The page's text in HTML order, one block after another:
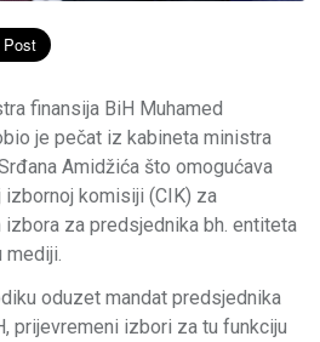
finansija BiH Muhamed
je pečat iz kabineta ministra
Amidžića što omogućava
komisiji (CIK) za
za predsjednika bh. entiteta
mediji.
oduzet mandat predsjednika
prijevremeni izbori za tu funkciju